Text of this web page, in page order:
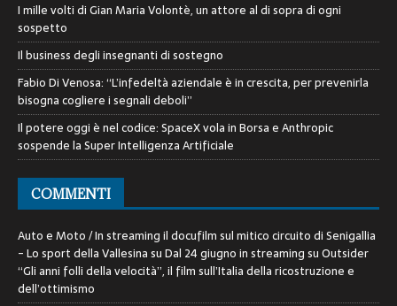
I mille volti di Gian Maria Volontè, un attore al di sopra di ogni
sospetto
Il business degli insegnanti di sostegno
Fabio Di Venosa: “L’infedeltà aziendale è in crescita, per prevenirla
bisogna cogliere i segnali deboli”
Il potere oggi è nel codice: SpaceX vola in Borsa e Anthropic
sospende la Super Intelligenza Artificiale
COMMENTI
Auto e Moto / In streaming il docufilm sul mitico circuito di Senigallia
- Lo sport della VallesinasuDal 24 giugno in streaming su Outsider
“Gli anni folli della velocità”, il film sull’Italia della ricostruzione e
dell’ottimismo